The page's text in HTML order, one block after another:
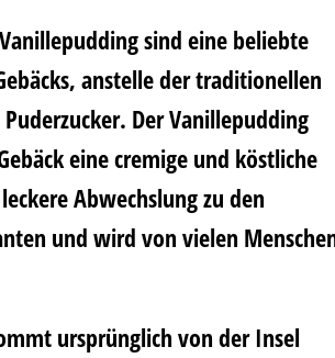
sind eine beliebte
anstelle der traditionellen
Der Vanillepudding
eine cremige und köstliche
Abwechslung zu den
und wird von vielen
ursprünglich von der Insel